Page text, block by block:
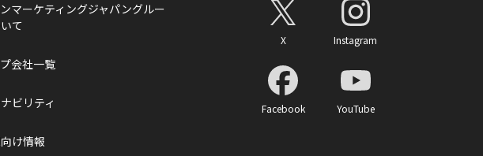
マーケティングジャパングルー
て
会社一覧
ビリティ
け情報
X Instagram
Facebook YouTube